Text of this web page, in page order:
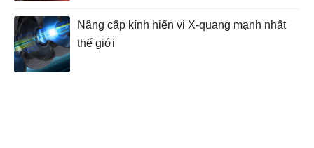
Nâng cấp kính hiển vi X-quang mạnh nhất
thế giới